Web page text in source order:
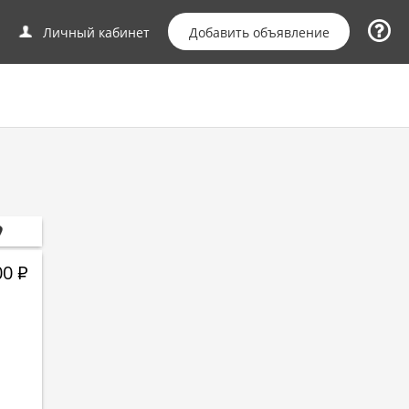
Личный кабинет Добавить объявление
Р